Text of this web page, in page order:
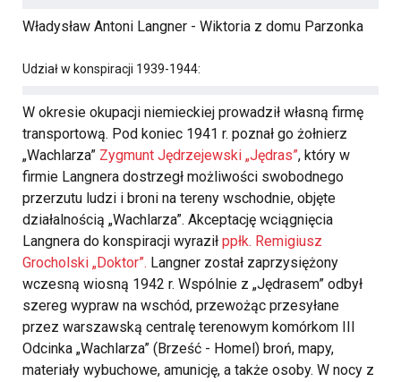
Władysław Antoni Langner - Wiktoria z domu Parzonka
Udział w konspiracji 1939-1944:
W okresie okupacji niemieckiej prowadził własną firmę
transportową. Pod koniec 1941 r. poznał go żołnierz
„Wachlarza” Zygmunt Jędrzejewski „Jędras”, który w
firmie Langnera dostrzegł możliwości swobodnego
przerzutu ludzi i broni na tereny wschodnie, objęte
działalnością „Wachlarza”. Akceptację wciągnięcia
Langnera do konspiracji wyraził ppłk. Remigiusz
Grocholski „Doktor”. Langner został zaprzysiężony
wczesną wiosną 1942 r. Wspólnie z „Jędrasem” odbył
szereg wypraw na wschód, przewożąc przesyłane
przez warszawską centralę terenowym komórkom III
Odcinka „Wachlarza” (Brześć - Homel) broń, mapy,
materiały wybuchowe, amunicję, a także osoby. W nocy z